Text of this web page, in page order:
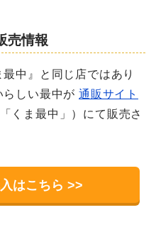
売情報
中』と同じ店ではあり
らしい最中が 通販サイト
くま最中」）にて販売さ
はこちら >>